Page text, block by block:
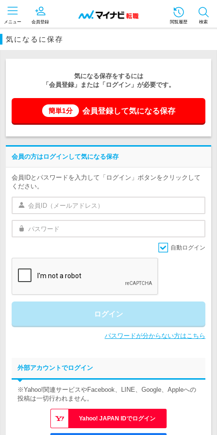
メニュー 会員登録 閲覧履歴 検索
気になるに保存
気になる保存をするには
「会員登録」または「ログイン」が必要です。
簡単1分 会員登録して気になる保存
会員の方はログインして気になる保存
会員IDとパスワードを入力して「ログイン」ボタンをクリックして
ください。
自動ログイン
ログイン
パスワードが分からない方はこちら
外部アカウントでログイン
※Yahoo!関連サービスやFacebook、LINE、Google、Appleへの
投稿は一切行われません。
Yahoo! JAPAN IDでログイン